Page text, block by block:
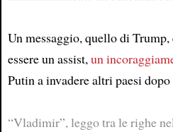
Un messaggio, quello di Trump,
essere un assist,un
Putin a invadere altri paesi
“Vladimir”, leggo tra le righe